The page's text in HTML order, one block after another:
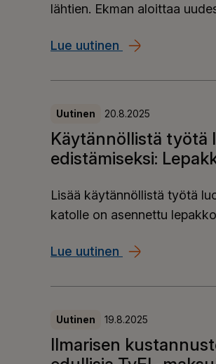
lähtien. Ekman aloittaa
Lue uutinen Annika Ekman
Uutinen 20.8.2025
Käytännöllistä työtä
edistämiseksi:
Lisää käytännöllistä työtä
katolle on asennettu
Lue uutinen Käytännöllistä
Uutinen 19.8.2025
Ilmarisen